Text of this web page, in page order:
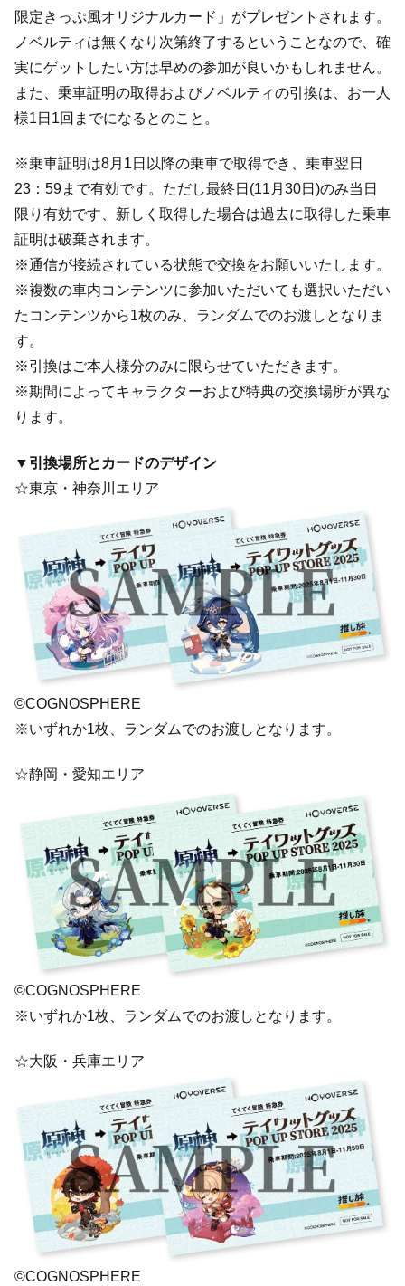
限定きっぷ風オリジナルカード」がプレゼントされます。
ノベルティは無くなり次第終了するということなので、確
実にゲットしたい方は早めの参加が良いかもしれません。
また、乗車証明の取得およびノベルティの引換は、お一人
様1日1回までになるとのこと。
※乗車証明は8月1日以降の乗車で取得でき、乗車翌日
23：59まで有効です。ただし最終日(11月30日)のみ当日
限り有効です、新しく取得した場合は過去に取得した乗車
証明は破棄されます。
※通信が接続されている状態で交換をお願いいたします。
※複数の車内コンテンツに参加いただいても選択いただい
たコンテンツから1枚のみ、ランダムでのお渡しとなりま
す。
※引換はご本人様分のみに限らせていただきます。
※期間によってキャラクターおよび特典の交換場所が異な
ります。
▼引換場所とカードのデザイン
☆東京・神奈川エリア
©COGNOSPHERE
※いずれか1枚、ランダムでのお渡しとなります。
☆静岡・愛知エリア
©COGNOSPHERE
※いずれか1枚、ランダムでのお渡しとなります。
☆大阪・兵庫エリア
©COGNOSPHERE